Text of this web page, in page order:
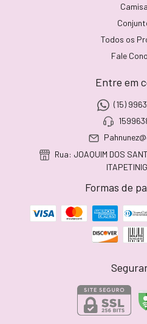
Todos os
Fale
Entre em
(15)
Rua: JOAQUIM DOS
Formas de